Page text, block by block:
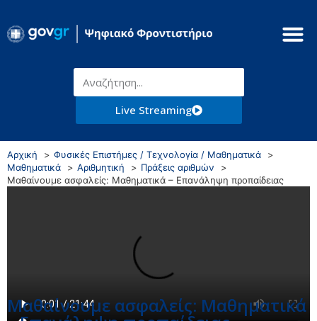
Live Streaming
Αρχική
Φυσικές Επιστήμες / Τεχνολογία / Μαθηματικά
Μαθηματικά
Αριθμητική
Πράξεις αριθμών
Μαθαίνουμε ασφαλείς: Μαθηματικά – Επανάληψη προπαίδειας
Μαθαίνουμε ασφαλείς: Μαθηματικά